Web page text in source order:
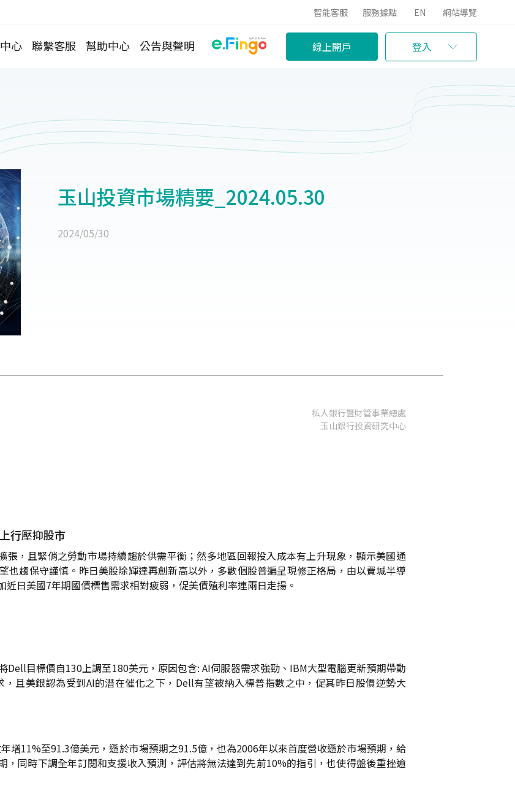
智能客服 服務據點 EN 網站導覽
心 聯繫客服 幫助中心 公告與聲明 線上開戶 登入
玉山投資市場精要_2024.05.30
2024/05/30
私人銀行暨財管事業總處
玉山銀行投資研究中心
行壓抑股市
，且緊俏之勞動市場持續趨於供需平衡；然多地區回報投入成本有上升現象，顯示美國通
也趨保守謹慎。昨日美股除輝達再創新高以外，多數個股普遍呈現修正格局，由以費城半導
日美國7年期國債標售需求相對疲弱，促美債殖利率連兩日走揚。
Dell目標價自130上調至180美元，原因包含: AI伺服器需求強勁、IBM大型電腦更新預期帶動
且美銀認為受到AI的潛在催化之下，Dell有望被納入標普指數之中，促其昨日股價逆勢大
增11%至91.3億美元，遜於市場預期之91.5億，也為2006年以來首度營收遜於市場預期，給
，同時下調全年訂閱和支援收入預測，評估將無法達到先前10%的指引，也使得盤後重挫逾